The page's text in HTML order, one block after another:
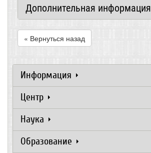
Дополнительная информация
« Вернуться назад
Информация
Центр
Наука
Образование